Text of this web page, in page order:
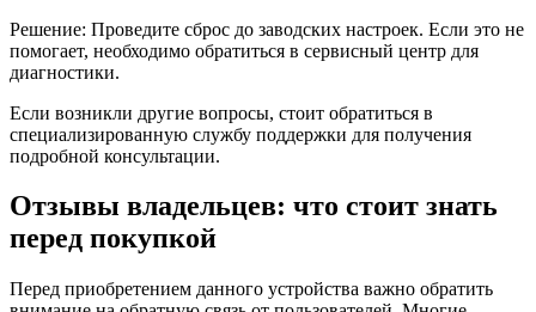
Решение: Проведите сброс до заводских настроек. Если это не
помогает, необходимо обратиться в сервисный центр для
диагностики.
Если возникли другие вопросы, стоит обратиться в
специализированную службу поддержки для получения
подробной консультации.
Отзывы владельцев: что стоит знать
перед покупкой
Перед приобретением данного устройства важно обратить